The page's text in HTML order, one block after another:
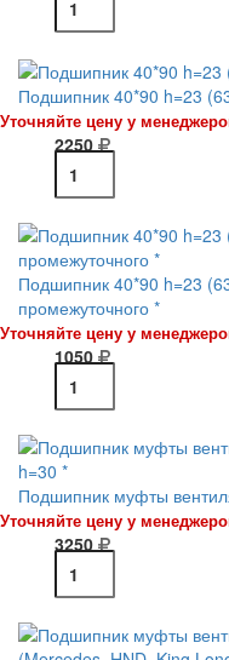
Подшипник 40*90 h=23
Уточняйте цену у
2250
Подшипник 40*90 h=23
промежуточного *
Уточняйте цену у
1050
Подшипник муфты
Уточняйте цену у
3250